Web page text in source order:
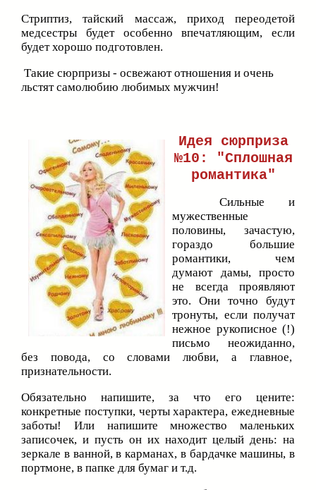
Стриптиз, тайский массаж, приход переодетой
медсестры будет особенно впечатляющим, если
будет хорошо подготовлен.
Такие сюрпризы - освежают отношения и очень
льстят самолюбию любимых мужчин!
Идея сюрприза
№10: "Сплошная
романтика"
Сильные и
мужественные
половины, зачастую,
гораздо большие
романтики, чем
думают дамы, просто
не всегда проявляют
это. Они точно будут
тронуты, если получат
нежное рукописное (!)
письмо неожиданно,
без повода, со словами любви, а главное,
признательности.
Обязательно напишите, за что его цените:
конкретные поступки, черты характера, ежедневные
заботы! Или напишите множество маленьких
записочек, и пусть он их находит целый день: на
зеркале в ванной, в карманах, в бардачке машины, в
портмоне, в папке для бумаг и т.д.